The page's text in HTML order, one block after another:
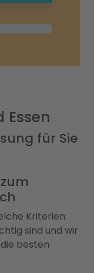
für Sie
Kriterien
sind und wir
besten